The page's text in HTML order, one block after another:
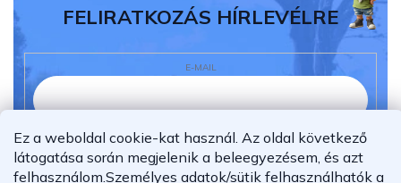
Ez a weboldal cookie-kat használ. Az oldal következő
látogatása során megjelenik a beleegyezésem, és azt
felhasználom.Személyes adatok/sütik felhasználhatók a
FELIRATKOZÁS HÍRLEVÉLRE
E-MAIL
Elolvastam és megértettem azadatvédelmi
nyilatkozatot.